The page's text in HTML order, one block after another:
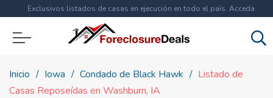
Exclusivos listados de casas en ejecución en todo el país. Acceda
ahora a
Inicio Iowa Condado de Black Hawk
Listado de
Casas Reposeídas en Washburn, IA